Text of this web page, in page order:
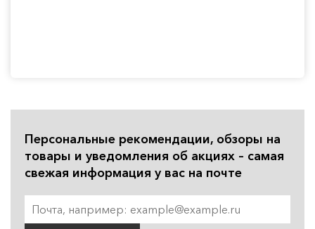
Персональные рекомендации, обзоры на
товары и уведомления об акциях – самая
свежая информация у вас на почте